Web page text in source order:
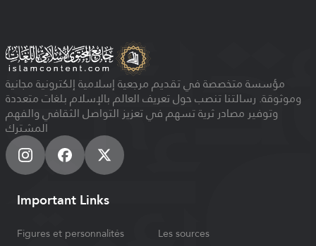
مؤسسة متخصصة في تقديم مرجعية إسلامية إلكترونية مجانية
وموثوقة. رسالتنا تنصب حول تعريف العالم بالإسلام بلغات متعددة
وتوفير مصادر ثرية تسهم في تعزيز التواصل الثقافي والفهم
المشترك
Important Links
Figures et personnalités Les sources